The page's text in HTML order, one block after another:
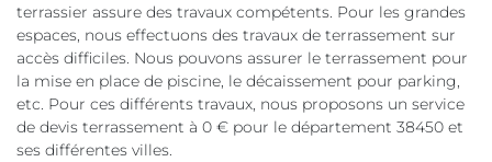
terrassier assure des travaux compétents. Pour les grandes
espaces, nous effectuons des travaux de terrassement sur
accès difficiles. Nous pouvons assurer le terrassement pour
la mise en place de piscine, le décaissement pour parking,
etc. Pour ces différents travaux, nous proposons un service
de devis terrassement à 0 € pour le département 38450 et
ses différentes villes.